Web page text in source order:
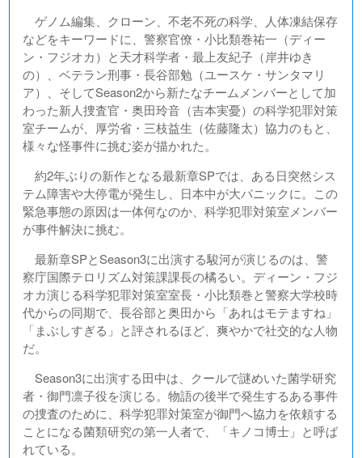
ゲノム編集、クローン、不老不死の科学、人体凍結保存
などをキーワードに、警察官僚・小比類巻祐一（ディー
ン・フジオカ）と天才科学者・最上友紀子（岸井ゆき
の）、ベテラン刑事・長谷部勉（ユースケ・サンタマリ
ア）、そしてSeason2から新たなチームメンバーとして加
わった新人捜査官・奥田玲音（吉本実憂）の科学犯罪対策
室チームが、厚労省・三枝益生（佐藤隆太）協力のもと、
様々な怪事件に挑む姿が描かれた。
約2年ぶりの新作となる最新章SPでは、ある日突然シス
テム障害や大停電が発生し、日本中が大パニックに。この
緊急事態の原因は一体何なのか、科学犯罪対策室メンバー
が事件解決に挑む。
最新章SPとSeason3に出演する駿河が演じるのは、警
察庁国際テロリズム対策課課長の橘るい。ディーン・フジ
オカ演じる科学犯罪対策室室長・小比類巻と警察大学校時
代からの同期で、長谷部と奥田から「あれはモテますね」
「まぶしすぎる」と評されるほど、爽やかで社交的な人物
だ。
Season3に出演する田中は、クールで謎めいた菌学研究
者・御門凛子役を演じる。物語の後半で発生するある事件
の捜査のために、科学犯罪対策室が御門へ協力を依頼する
ことになる菌類研究の第一人者で、「キノコ博士」と呼ば
れている。